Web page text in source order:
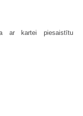
ar kartei piesaistītu